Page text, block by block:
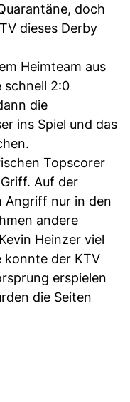
doch
dieses Derby
Heimteam aus
schnell 2:0
die
ins Spiel und das
Topscorer
Auf der
Angriff nur in den
andere
Heinzer viel
konnte der KTV
erspielen
die Seiten